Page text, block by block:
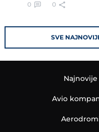
0 0
SVE
Najnovije
Avio